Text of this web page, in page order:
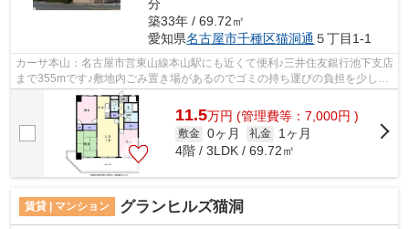
分
築33年 / 69.72㎡
愛知県名古屋市千種区猫洞通 ５丁目1-1
カーサ本山：名古屋市営東山線本山駅にも近くて便利♪三井住友銀行池下支店
まで355mです♪敷地内ごみ置き場があるのでゴミの持ち運びの負担を少しで
も減らすことができます♪こちらのマン...
11.5万円 (管理費等：7,000円 )
敷金 0ヶ月 礼金
1ヶ月
4階 / 3LDK / 69.72㎡
賃貸 | マンション グランヒルズ猫洞